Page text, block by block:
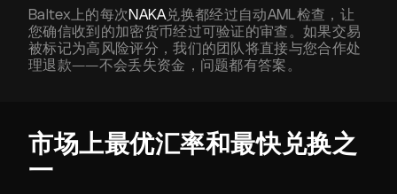
Baltex上的每次NAKA兑换都经过自动AML检查，让
您确信收到的加密货币经过可验证的审查。如果交易
被标记为高风险评分，我们的团队将直接与您合作处
理退款——不会丢失资金，问题都有答案。
市场上最优汇率和最快兑换之
一